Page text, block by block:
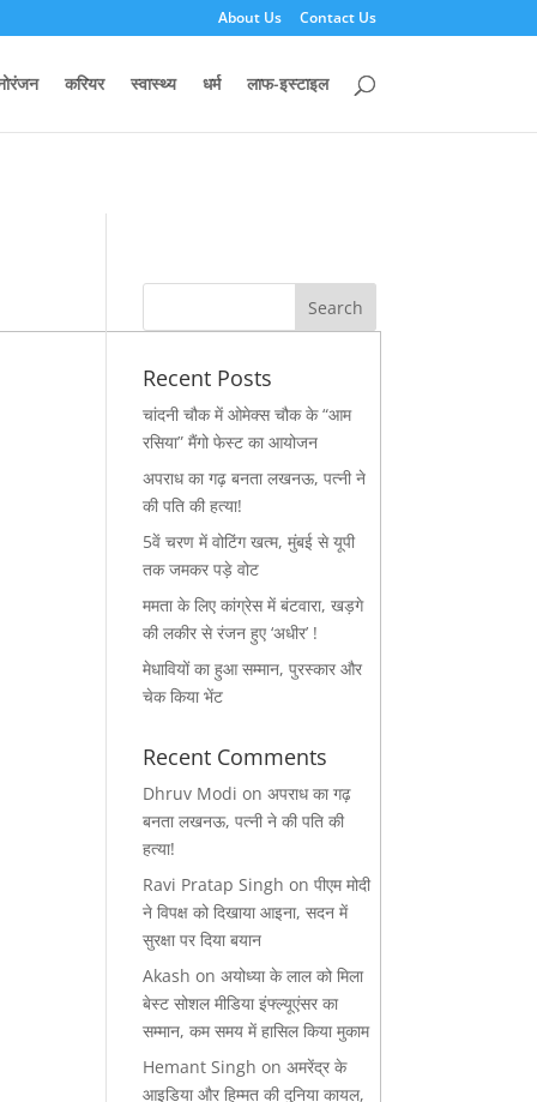
public_html/wp-content/plugins/133299ca-jnews-
About Us Contact Us
करियर स्वास्थ्य धर्म लाफ-इस्टाइल
Recent Posts
चांदनी चौक में ओमेक्स चौक के “आम
रसिया” मैंगो फेस्ट का आयोजन
अपराध का गढ़ बनता लखनऊ, पत्नी ने
की पति की हत्या!
5वें चरण में वोटिंग खत्म, मुंबई से यूपी
तक जमकर पड़े वोट
ममता के लिए कांग्रेस में बंटवारा, खड़गे
की लकीर से रंजन हुए ‘अधीर’ !
मेधावियों का हुआ सम्मान, पुरस्कार और
चेक किया भेंट
Recent Comments
Dhruv Modi onअपराध का गढ़
बनता लखनऊ, पत्नी ने की पति की
हत्या!
Ravi Pratap Singh onपीएम मोदी
ने विपक्ष को दिखाया आइना, सदन में
सुरक्षा पर दिया बयान
Akash onअयोध्या के लाल को मिला
बेस्ट सोशल मीडिया इंफ्ल्यूएंसर का
सम्मान, कम समय में हासिल किया मुकाम
Hemant Singh onअमरेंद्र के
आइडिया और हिम्मत की दुनिया कायल,